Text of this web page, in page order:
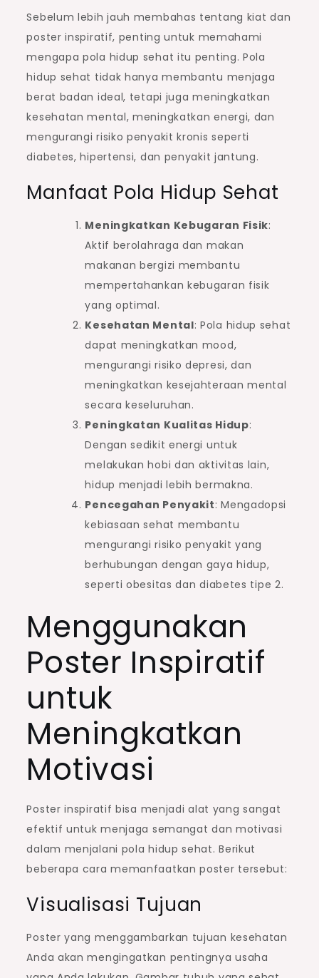
Sebelum lebih jauh membahas tentang kiat dan
poster inspiratif, penting untuk memahami
mengapa pola hidup sehat itu penting. Pola
hidup sehat tidak hanya membantu menjaga
berat badan ideal, tetapi juga meningkatkan
kesehatan mental, meningkatkan energi, dan
mengurangi risiko penyakit kronis seperti
diabetes, hipertensi, dan penyakit jantung.
Manfaat Pola Hidup Sehat
Meningkatkan Kebugaran Fisik:
Aktif berolahraga dan makan
makanan bergizi membantu
mempertahankan kebugaran fisik
yang optimal.
Kesehatan Mental: Pola hidup sehat
dapat meningkatkan mood,
mengurangi risiko depresi, dan
meningkatkan kesejahteraan mental
secara keseluruhan.
Peningkatan Kualitas Hidup:
Dengan sedikit energi untuk
melakukan hobi dan aktivitas lain,
hidup menjadi lebih bermakna.
Pencegahan Penyakit: Mengadopsi
kebiasaan sehat membantu
mengurangi risiko penyakit yang
berhubungan dengan gaya hidup,
seperti obesitas dan diabetes tipe 2.
Menggunakan
Poster Inspiratif
untuk
Meningkatkan
Motivasi
Poster inspiratif bisa menjadi alat yang sangat
efektif untuk menjaga semangat dan motivasi
dalam menjalani pola hidup sehat. Berikut
beberapa cara memanfaatkan poster tersebut:
Visualisasi Tujuan
Poster yang menggambarkan tujuan kesehatan
Anda akan mengingatkan pentingnya usaha